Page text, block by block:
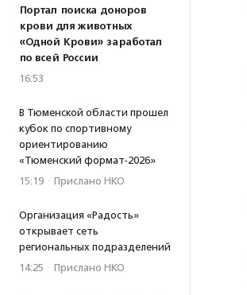
Портал поиска доноров
крови для животных
«Одной Крови» заработал
по всей России
16:53
В Тюменской области прошел
кубок по спортивному
ориентированию
«Тюменский формат-2026»
15:19 · Прислано НКО
Организация «Радость»
открывает сеть
региональных подразделений
14:25 · Прислано НКО